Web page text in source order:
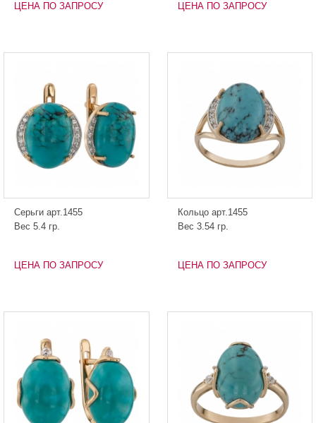
ЦЕНА ПО ЗАПРОСУ ЦЕНА ПО ЗАПРОСУ
Серьги арт.1455
Вес 5.4 гр.
ЦЕНА ПО ЗАПРОСУ
Кольцо арт.1455
Вес 3.54 гр.
ЦЕНА ПО ЗАПРОСУ